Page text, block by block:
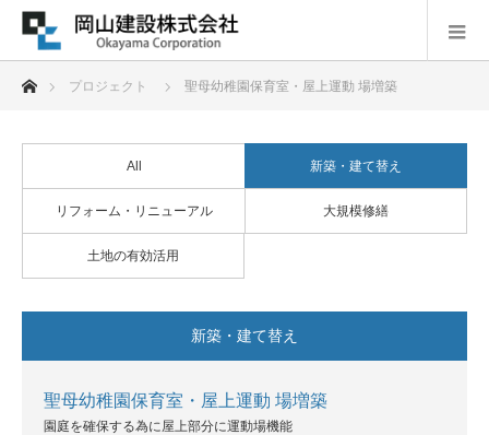
ホームプロジェクト 聖母幼稚園保育室・屋上運動 場増築
All 新築・建て替え
リフォーム・リニューアル 大規模修繕
土地の有効活用
新築・建て替え
聖母幼稚園保育室・屋上運動 場増築
園庭を確保する為に屋上部分に運動場機能